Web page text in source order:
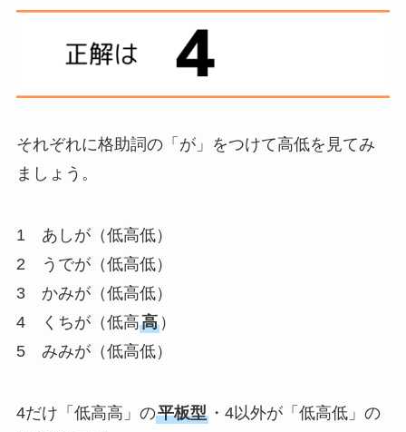
それぞれに格助詞の「が」をつけて高低を見てみ
ましょう。
1 あしが（低高低）
2 うでが（低高低）
3 かみが（低高低）
4 くちが（低高高）
5 みみが（低高低）
4だけ「低高高」の平板型・4以外が「低高低」の